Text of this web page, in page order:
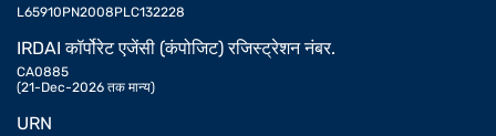
L65910PN2008PLC132228
IRDAI कॉर्पोरेट एजेंसी (कंपोजिट) रजिस्ट्रेशन नंबर.
CA0885
(21-Dec-2026 तक मान्य)
URN